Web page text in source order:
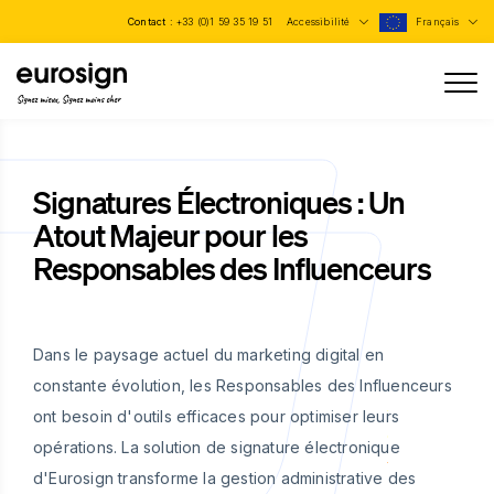
Contact : +33 (0)1 59 35 19 51 Accessibilité Français
Signez mieux, Signez moins cher
Signatures Électroniques : Un
Atout Majeur pour les
Responsables des Influenceurs
Dans le paysage actuel du marketing digital en
constante évolution, les Responsables des Influenceurs
ont besoin d'outils efficaces pour optimiser leurs
opérations. La solution de signature électronique
d'Eurosign transforme la gestion administrative des